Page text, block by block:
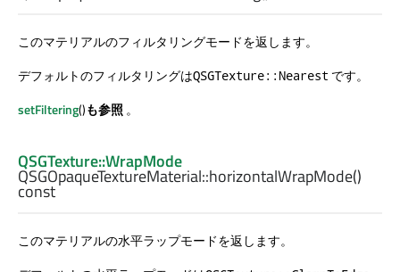
このマテリアルのフィルタリングモードを返します。
デフォルトのフィルタリングはQSGTexture::Nearest です。
setFiltering()も参照 。
QSGTexture::WrapMode
QSGOpaqueTextureMaterial::horizontalWrapMode()
const
このマテリアルの水平ラップモードを返します。